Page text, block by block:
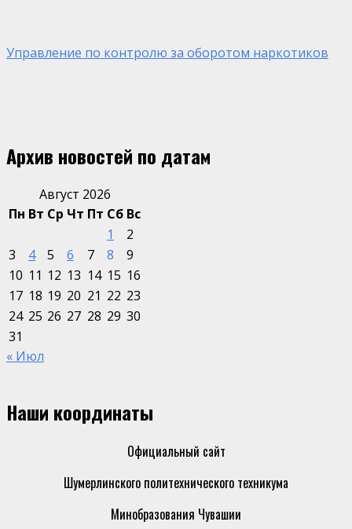
Управление по контролю за оборотом наркотиков
Архив новостей по датам
Август 2026
Пн Вт Ср Чт Пт Сб Вс
1
2
3
4 5 6 7 8
9
10 11 12 13 14 15 16
17 18 19 20 21 22 23
24 25 26 27 28 29 30
31
« Июл
Наши координаты
Официальный сайт
Шумерлинского политехнического техникума
Минобразования Чувашии